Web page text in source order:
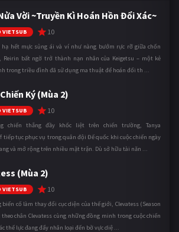
Vời ~Truyền Kì Hoán Hồn Đổi Xác~
VIETSUB 10
hết mực sủng ái và ví như nàng bướm rực rỡ giữa chốn
Reirin bất ngờ trở thành nạn nhân của Keigetsu – một kẻ
trong triều đình đã sử dụng ma thuật để hoán đổi th ...
Ký (Mùa 2)
VIETSUB 10
chiến thắng đầy khốc liệt trên chiến trường, Tanya
tiếp tục phục vụ trong quân đội Đế quốc khi cuộc chiến ngày
và mở rộng trên nhiều mặt trận. Dù sở hữu tài năn ...
(Mùa 2)
VIETSUB 10
biến cố làm thay đổi cục diện của thế giới, Clevatess (Season
chân Clevatess cùng những đồng minh trong cuộc chiến
thế lực đang đẩy nhân loại đến bờ vực diệ ...